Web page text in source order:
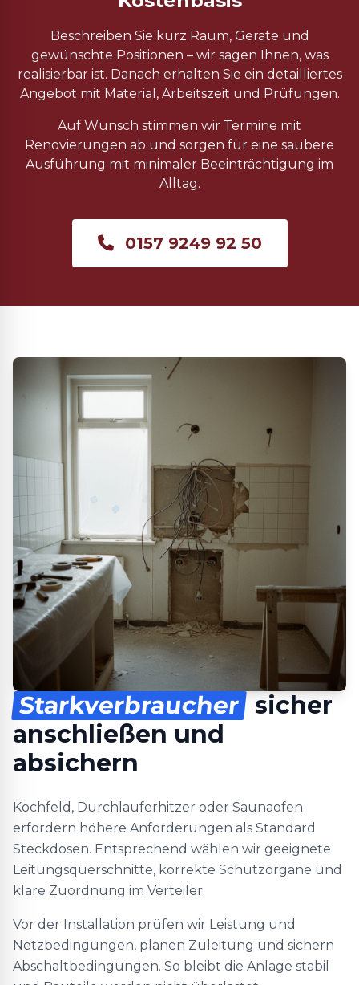
Beschreiben Sie kurz Raum, Geräte und
gewünschte Positionen – wir sagen Ihnen, was
realisierbar ist. Danach erhalten Sie ein detailliertes
Angebot mit Material, Arbeitszeit und Prüfungen.
Auf Wunsch stimmen wir Termine mit
Renovierungen ab und sorgen für eine saubere
Ausführung mit minimaler Beeinträchtigung im
Alltag.
0157 9249 92 50
Starkverbraucher sicher
anschließen und
absichern
Kochfeld, Durchlauferhitzer oder Saunaofen
erfordern höhere Anforderungen als Standard
Steckdosen. Entsprechend wählen wir geeignete
Leitungsquerschnitte, korrekte Schutzorgane und
klare Zuordnung im Verteiler.
Vor der Installation prüfen wir Leistung und
Netzbedingungen, planen Zuleitung und sichern
Abschaltbedingungen. So bleibt die Anlage stabil